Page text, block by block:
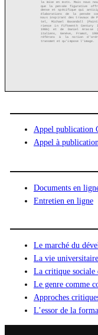
Appel publication
Appel à
Documents en
Entretien en ligne
Le marché du
La vie universitaire
La critique sociale
Le genre comme
Approches
L’essor de la